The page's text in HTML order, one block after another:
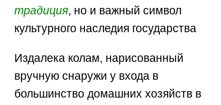
традиция, но и важный символ
культурного наследия государства
Издалека колам, нарисованный
вручную снаружи у входа в
большинство домашних хозяйств в